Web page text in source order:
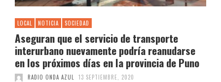
LOCAL NOTICIA SOCIEDAD
Aseguran que el servicio de transporte
interurbano nuevamente podría reanudarse
en los próximos días en la provincia de Puno
RADIO ONDA AZUL 13 SEPTIEMBRE, 2020